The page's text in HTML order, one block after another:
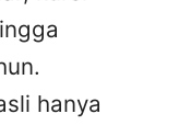
hanya